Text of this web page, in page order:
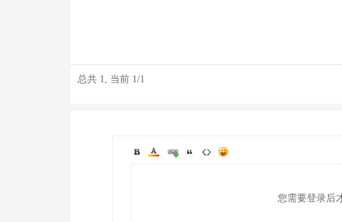
总共 1, 当前 1/1
您需要登录后